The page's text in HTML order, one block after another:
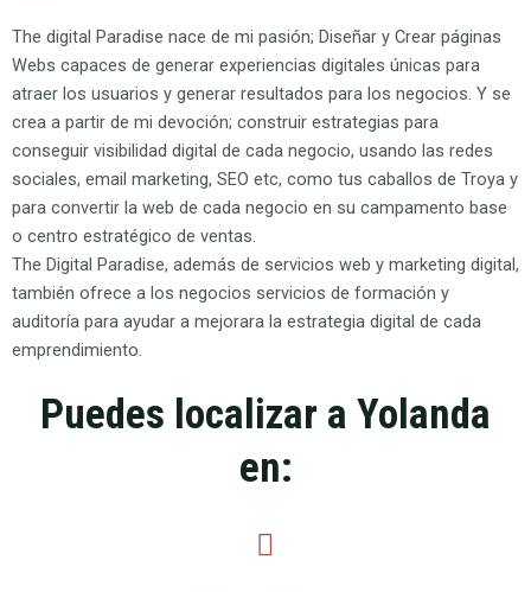
The digital Paradise nace de mi pasión; Diseñar y Crear páginas
Webs capaces de generar experiencias digitales únicas para
atraer los usuarios y generar resultados para los negocios. Y se
crea a partir de mi devoción; construir estrategias para
conseguir visibilidad digital de cada negocio, usando las redes
sociales, email marketing, SEO etc, como tus caballos de Troya y
para convertir la web de cada negocio en su campamento base
o centro estratégico de ventas.
The Digital Paradise, además de servicios web y marketing digital,
también ofrece a los negocios servicios de formación y
auditoría para ayudar a mejorara la estrategia digital de cada
emprendimiento.
Puedes localizar a Yolanda
en: